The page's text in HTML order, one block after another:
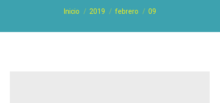
Estás aquí:
Inicio 2019 febrero 09